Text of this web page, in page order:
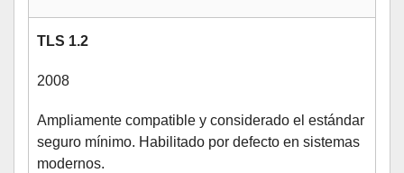
TLS 1.2
2008
Ampliamente compatible y considerado el estándar
seguro mínimo. Habilitado por defecto en sistemas
modernos.